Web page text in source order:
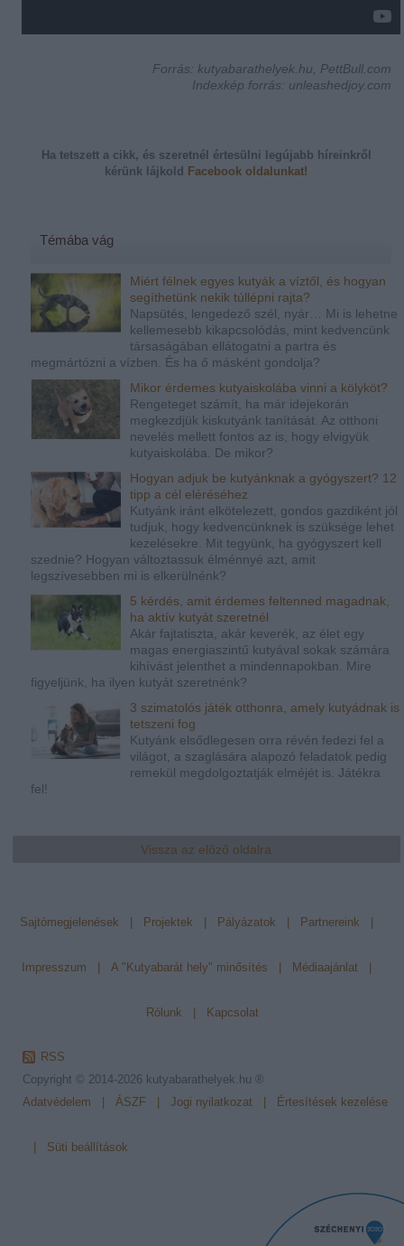
Forrás: kutyabarathelyek.hu, PettBull.com
Indexkép forrás: unleashedjoy.com
Ha tetszett a cikk, és szeretnél értesülni legújabb híreinkről
kérünk lájkold Facebook oldalunkat!
Témába vág
Miért félnek egyes kutyák a víztől, és hogyan
segíthetünk nekik túllépni rajta?
Napsütés, lengedező szél, nyár… Mi is lehetne
kellemesebb kikapcsolódás, mint kedvencünk
társaságában ellátogatni a partra és
megmártózni a vízben. És ha ő másként gondolja?
Mikor érdemes kutyaiskolába vinni a kölyköt?
Rengeteget számít, ha már idejekorán
megkezdjük kiskutyánk tanítását. Az otthoni
nevelés mellett fontos az is, hogy elvigyük
kutyaiskolába. De mikor?
Hogyan adjuk be kutyánknak a gyógyszert? 12
tipp a cél eléréséhez
Kutyánk iránt elkötelezett, gondos gazdiként jól
tudjuk, hogy kedvencünknek is szüksége lehet
kezelésekre. Mit tegyünk, ha gyógyszert kell
szednie? Hogyan változtassuk élménnyé azt, amit
legszívesebben mi is elkerülnénk?
5 kérdés, amit érdemes feltenned magadnak,
ha aktív kutyát szeretnél
Akár fajtatiszta, akár keverék, az élet egy
magas energiaszintű kutyával sokak számára
kihívást jelenthet a mindennapokban. Mire
figyeljünk, ha ilyen kutyát szeretnénk?
3 szimatolós játék otthonra, amely kutyádnak is
tetszeni fog
Kutyánk elsődlegesen orra révén fedezi fel a
világot, a szaglására alapozó feladatok pedig
remekül megdolgoztatják elméjét is. Játékra
fel!
Vissza az előző oldalra
Sajtómegjelenések Projektek Pályázatok Partnereink
Impresszum A "Kutyabarát hely" minősítés Médiaajánlat
Rólunk Kapcsolat
RSS
Copyright © 2014-2026 kutyabarathelyek.hu ®
Adatvédelem
ÁSZF Jogi nyilatkozat Értesítések kezelése
Süti beállítások